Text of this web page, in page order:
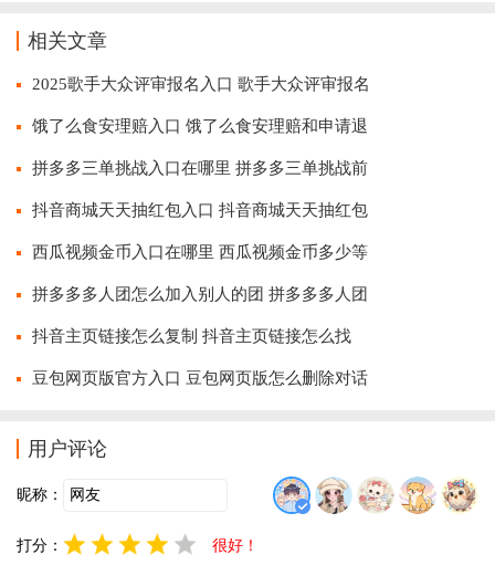
相关文章
2025歌手大众评审报名入口 歌手大众评审报名
饿了么食安理赔入口 饿了么食安理赔和申请退
拼多多三单挑战入口在哪里 拼多多三单挑战前
抖音商城天天抽红包入口 抖音商城天天抽红包
西瓜视频金币入口在哪里 西瓜视频金币多少等
拼多多多人团怎么加入别人的团 拼多多多人团
抖音主页链接怎么复制 抖音主页链接怎么找
豆包网页版官方入口 豆包网页版怎么删除对话
用户评论
昵称：
打分： 很好！